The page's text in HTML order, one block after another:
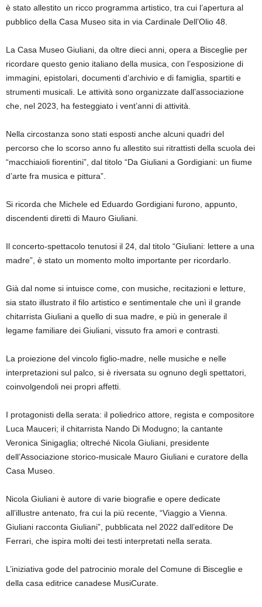
è stato allestito un ricco programma artistico, tra cui l’apertura al
pubblico della Casa Museo sita in via Cardinale Dell’Olio 48.
La Casa Museo Giuliani, da oltre dieci anni, opera a Bisceglie per
ricordare questo genio italiano della musica, con l’esposizione di
immagini, epistolari, documenti d’archivio e di famiglia, spartiti e
strumenti musicali. Le attività sono organizzate dall’associazione
che, nel 2023, ha festeggiato i vent’anni di attività.
Nella circostanza sono stati esposti anche alcuni quadri del
percorso che lo scorso anno fu allestito sui ritrattisti della scuola dei
“macchiaioli fiorentini”, dal titolo “Da Giuliani a Gordigiani: un fiume
d’arte fra musica e pittura”.
Si ricorda che Michele ed Eduardo Gordigiani furono, appunto,
discendenti diretti di Mauro Giuliani.
Il concerto-spettacolo tenutosi il 24, dal titolo “Giuliani: lettere a una
madre”, è stato un momento molto importante per ricordarlo.
Già dal nome si intuisce come, con musiche, recitazioni e letture,
sia stato illustrato il filo artistico e sentimentale che unì il grande
chitarrista Giuliani a quello di sua madre, e più in generale il
legame familiare dei Giuliani, vissuto fra amori e contrasti.
La proiezione del vincolo figlio-madre, nelle musiche e nelle
interpretazioni sul palco, si è riversata su ognuno degli spettatori,
coinvolgendoli nei propri affetti.
I protagonisti della serata: il poliedrico attore, regista e compositore
Luca Mauceri; il chitarrista Nando Di Modugno; la cantante
Veronica Sinigaglia; oltreché Nicola Giuliani, presidente
dell’Associazione storico-musicale Mauro Giuliani e curatore della
Casa Museo.
Nicola Giuliani è autore di varie biografie e opere dedicate
all’illustre antenato, fra cui la più recente, “Viaggio a Vienna.
Giuliani racconta Giuliani”, pubblicata nel 2022 dall’editore De
Ferrari, che ispira molti dei testi interpretati nella serata.
L’iniziativa gode del patrocinio morale del Comune di Bisceglie e
della casa editrice canadese MusiCurate.